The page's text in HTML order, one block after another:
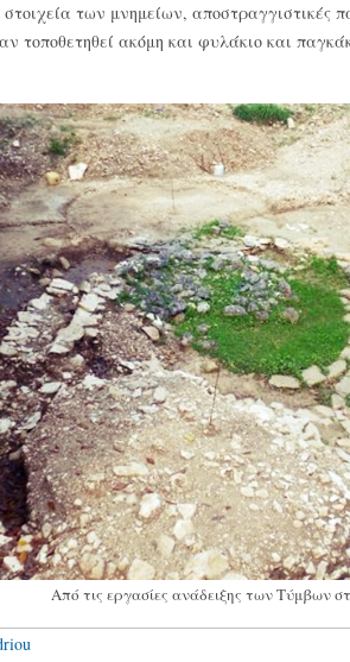
των μνημείων, αποστραγγιστικές
τοποθετηθεί ακόμη και φυλάκιο και
Από τις εργασίες ανάδειξης των Τύμβων